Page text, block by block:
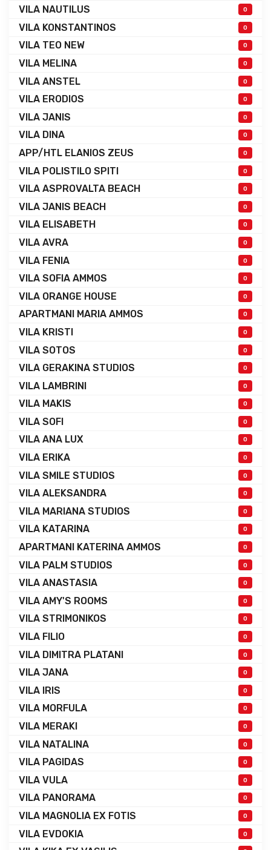
VILA NAUTILUS 0
VILA KONSTANTINOS 0
VILA TEO NEW 0
VILA MELINA 0
VILA ANSTEL 0
VILA ERODIOS 0
VILA JANIS 0
VILA DINA 0
APP/HTL ELANIOS ZEUS 0
VILA POLISTILO SPITI 0
VILA ASPROVALTA BEACH 0
VILA JANIS BEACH 0
VILA ELISABETH 0
VILA AVRA 0
VILA FENIA 0
VILA SOFIA AMMOS 0
VILA ORANGE HOUSE 0
APARTMANI MARIA AMMOS 0
VILA KRISTI 0
VILA SOTOS 0
VILA GERAKINA STUDIOS 0
VILA LAMBRINI 0
VILA MAKIS 0
VILA SOFI 0
VILA ANA LUX 0
VILA ERIKA 0
VILA SMILE STUDIOS 0
VILA ALEKSANDRA 0
VILA MARIANA STUDIOS 0
VILA KATARINA 0
APARTMANI KATERINA AMMOS 0
VILA PALM STUDIOS 0
VILA ANASTASIA 0
VILA AMY'S ROOMS 0
VILA STRIMONIKOS 0
VILA FILIO 0
VILA DIMITRA PLATANI 0
VILA JANA 0
VILA IRIS 0
VILA MORFULA 0
VILA MERAKI 0
VILA NATALINA 0
VILA PAGIDAS 0
VILA VULA 0
VILA PANORAMA 0
VILA MAGNOLIA EX FOTIS 0
VILA EVDOKIA 0